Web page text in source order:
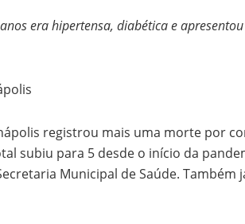
era hipertensa, diabética e
registrou mais uma morte por
subiu para 5 desde o início da
Municipal de Saúde.